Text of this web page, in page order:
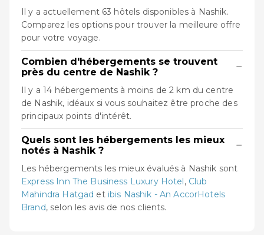
Il y a actuellement 63 hôtels disponibles à Nashik.
Comparez les options pour trouver la meilleure offre
pour votre voyage.
Combien d'hébergements se trouvent
près du centre de Nashik ?
−
Il y a 14 hébergements à moins de 2 km du centre
de Nashik, idéaux si vous souhaitez être proche des
principaux points d'intérêt.
Quels sont les hébergements les mieux
notés à Nashik ?
−
Les hébergements les mieux évalués à Nashik sont
Express Inn The Business Luxury Hotel, Club
Mahindra Hatgad et ibis Nashik - An AccorHotels
Brand, selon les avis de nos clients.